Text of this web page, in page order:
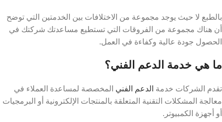
بالطبع لا حيث يوجد مجموعة من الاختلافات بين الخدمتين التي توضح
أن هناك مجموعة من الفروقات التي تستطيع مساعدتك شركتك في
الحصول جودة عالية وكفاءة في العمل.
ما هي خدمة الدعم الفني؟
تقدم الشركات خدمة الدعم الفني المخصصة لمساعدة العملاء في
معالجة المشكلات التقنية المتعلقة بالمنتجات الإلكترونية أو البرمجيات
أو أجهزة الكمبيوتر.